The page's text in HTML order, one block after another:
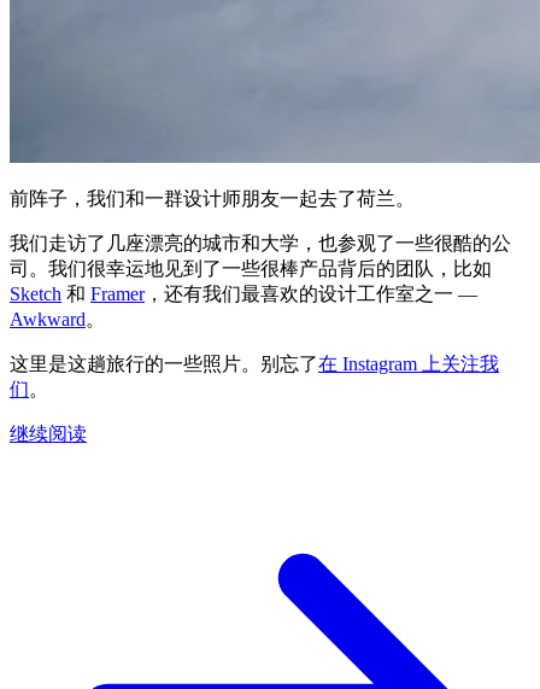
前阵子，我们和一群设计师朋友一起去了荷兰。
我们走访了几座漂亮的城市和大学，也参观了一些很酷的公
司。我们很幸运地见到了一些很棒产品背后的团队，比如
Sketch 和 Framer，还有我们最喜欢的设计工作室之一 —
Awkward。
这里是这趟旅行的一些照片。别忘了在 Instagram 上关注我
们。
继续阅读